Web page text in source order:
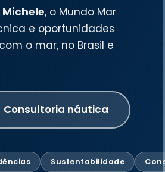
, o Mundo Mar
e oportunidades
o mar, no Brasil e
Consultoria náutica
Sustentabilidade